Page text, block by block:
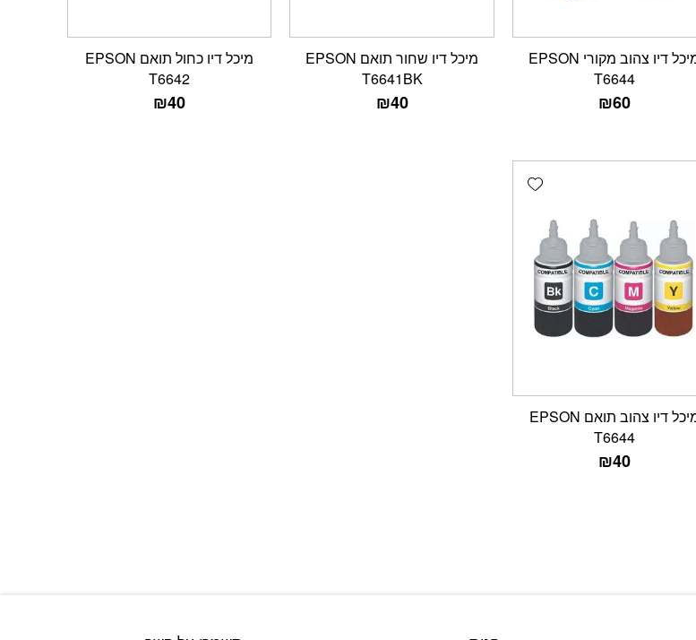
מיכל דיו צהוב מקורי EPSON
T6644
₪60
מיכל דיו שחור תואם EPSON
T6641BK
₪40
מיכל דיו כחול תואם EPSON
T6642
₪40
Add wishlist
מיכל דיו צהוב תואם EPSON
T6644
₪40